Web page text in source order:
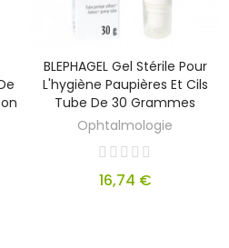
BLEPHAGEL Gel Stérile Pour
L'hygiène Paupières Et Cils
Tube De 30 Grammes
Ophtalmologie
16,74 €